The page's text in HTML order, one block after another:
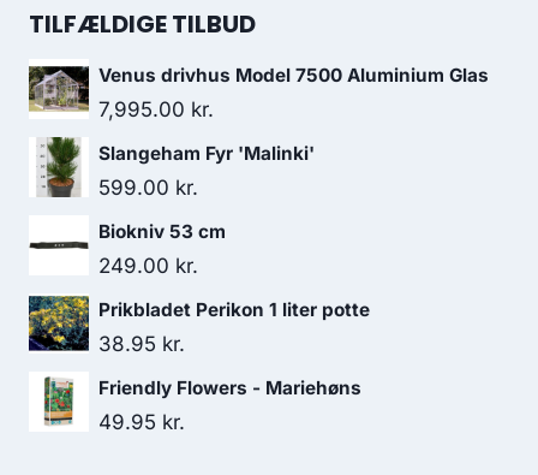
TILFÆLDIGE TILBUD
Venus drivhus Model 7500 Aluminium Glas
7,995.00 kr.
Slangeham Fyr 'Malinki'
599.00 kr.
Biokniv 53 cm
249.00 kr.
Prikbladet Perikon 1 liter potte
38.95 kr.
Friendly Flowers - Mariehøns
49.95 kr.